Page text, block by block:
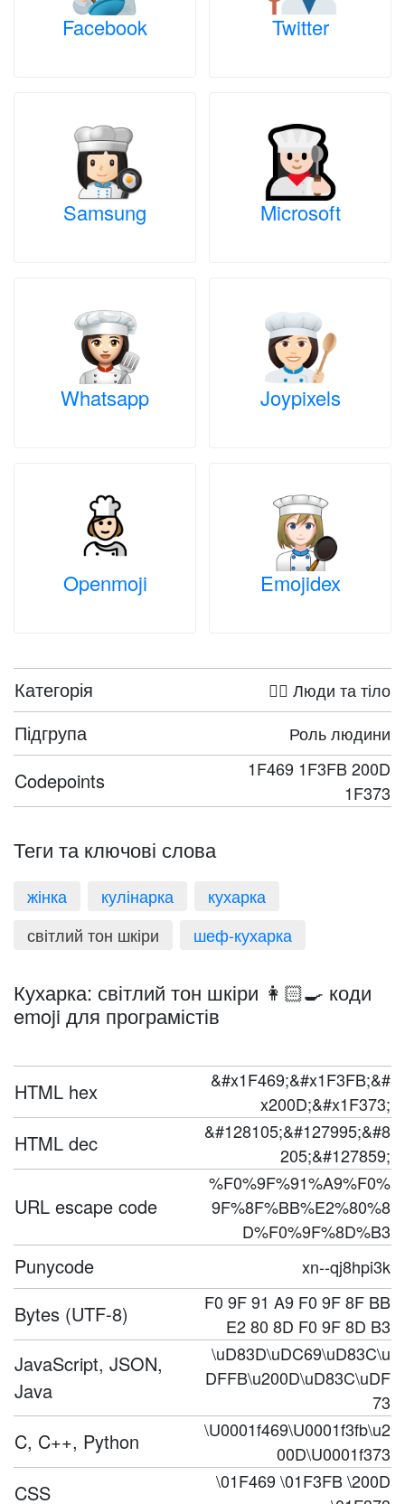
Facebook Twitter
Samsung Microsoft
Whatsapp Joypixels
Openmoji Emojidex
Категорія 🤦‍♀️ Люди та тіло
Підгрупа Роль людини
Codepoints
1F469 1F3FB 200D
1F373
Теги та ключові слова
жінка кулінарка
кухарка
світлий тон шкіри
шеф-кухарка
Кухарка: світлий тон шкіри 👩🏻‍🍳 коди
emoji для програмістів
HTML hex
&#x1F469;&#x1F3FB;&#
x200D;&#x1F373;
HTML dec
&#128105;&#127995;&#8
205;&#127859;
URL escape code
%F0%9F%91%A9%F0%
9F%8F%BB%E2%80%8
D%F0%9F%8D%B3
Punycode xn--qj8hpi3k
Bytes (UTF-8)
F0 9F 91 A9 F0 9F 8F BB
E2 80 8D F0 9F 8D B3
JavaScript, JSON,
Java
\uD83D\uDC69\uD83C\u
DFFB\u200D\uD83C\uDF
73
C, C++, Python
\U0001f469\U0001f3fb\u2
00D\U0001f373
CSS
\01F469 \01F3FB \200D